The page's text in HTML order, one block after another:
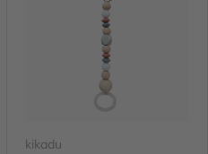
kikadu